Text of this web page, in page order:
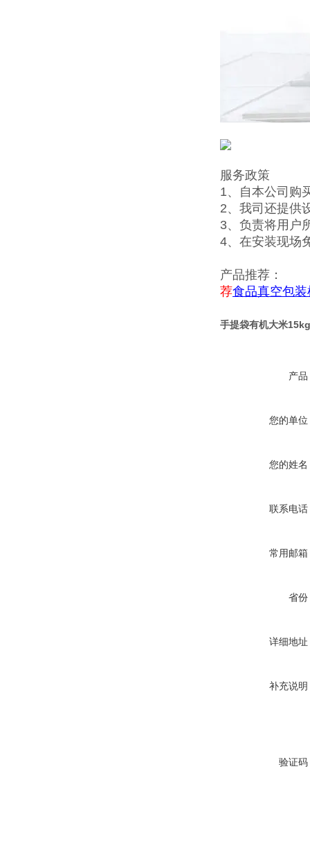
服务政策
1、自本公司购
2、我司还提供
3、负责将用户
4、在安装现场
产品推荐：
荐食品真空包装
手提袋有机大米
产品
您的单位
您的姓名
联系电话
常用邮箱
省份
详细地址
补充说明
验证码